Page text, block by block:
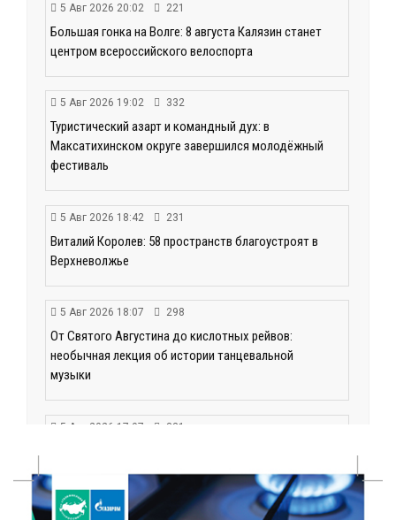
5 Авг 2026 20:02 221
Большая гонка на Волге: 8 августа Калязин станет
центром всероссийского велоспорта
5 Авг 2026 19:02 332
Туристический азарт и командный дух: в
Максатихинском округе завершился молодёжный
фестиваль
5 Авг 2026 18:42 231
Виталий Королев: 58 пространств благоустроят в
Верхневолжье
5 Авг 2026 18:07 298
От Святого Августина до кислотных рейвов:
необычная лекция об истории танцевальной
музыки
5 Авг 2026 17:07 331
Витязи — Духовщина — Белый — Нелидово в
Тверской области